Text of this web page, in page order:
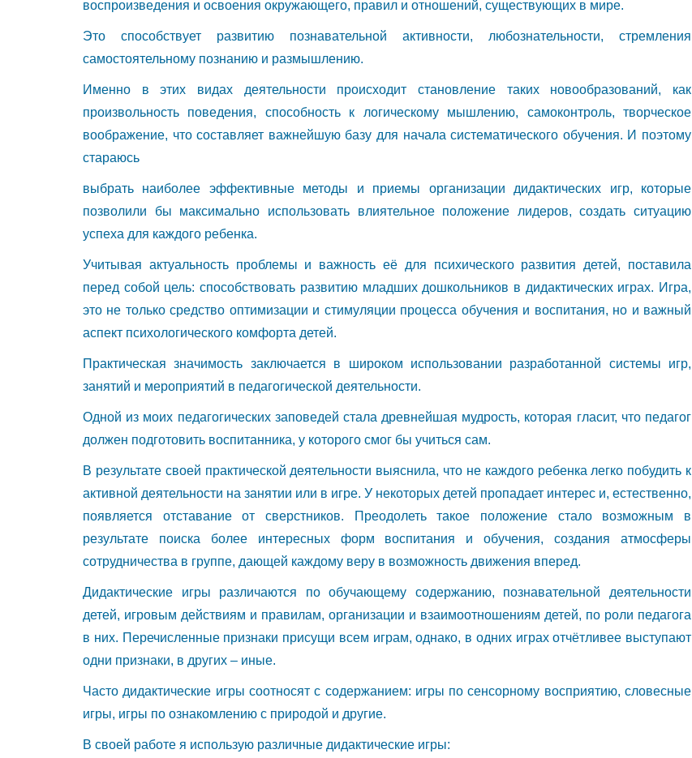
воспроизведения и освоения окружающего, правил и отношений, существующих в мире.
Это способствует развитию познавательной активности, любознательности, стремления
самостоятельному познанию и размышлению.
Именно в этих видах деятельности происходит становление таких новообразований, как
произвольность поведения, способность к логическому мышлению, самоконтроль, творческое
воображение, что составляет важнейшую базу для начала систематического обучения. И поэтому
стараюсь
выбрать наиболее эффективные методы и приемы организации дидактических игр, которые
позволили бы максимально использовать влиятельное положение лидеров, создать ситуацию
успеха для каждого ребенка.
Учитывая актуальность проблемы и важность её для психического развития детей, поставила
перед собой цель: способствовать развитию младших дошкольников в дидактических играх. Игра,
это не только средство оптимизации и стимуляции процесса обучения и воспитания, но и важный
аспект психологического комфорта детей.
Практическая значимость заключается в широком использовании разработанной системы игр,
занятий и мероприятий в педагогической деятельности.
Одной из моих педагогических заповедей стала древнейшая мудрость, которая гласит, что педагог
должен подготовить воспитанника, у которого смог бы учиться сам.
В результате своей практической деятельности выяснила, что не каждого ребенка легко побудить к
активной деятельности на занятии или в игре. У некоторых детей пропадает интерес и, естественно,
появляется отставание от сверстников. Преодолеть такое положение стало возможным в
результате поиска более интересных форм воспитания и обучения, создания атмосферы
сотрудничества в группе, дающей каждому веру в возможность движения вперед.
Дидактические игры различаются по обучающему содержанию, познавательной деятельности
детей, игровым действиям и правилам, организации и взаимоотношениям детей, по роли педагога
в них. Перечисленные признаки присущи всем играм, однако, в одних играх отчётливее выступают
одни признаки, в других – иные.
Часто дидактические игры соотносят с содержанием: игры по сенсорному восприятию, словесные
игры, игры по ознакомлению с природой и другие.
В своей работе я использую различные дидактические игры: